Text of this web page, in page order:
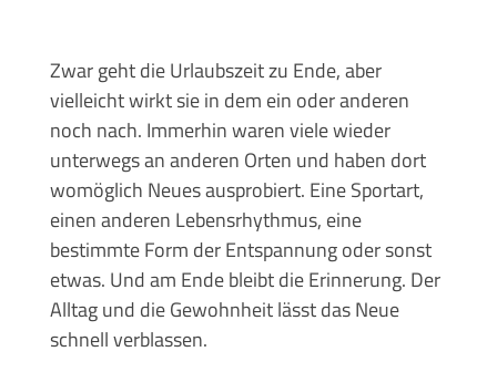
Zwar geht die Urlaubszeit zu Ende, aber
vielleicht wirkt sie in dem ein oder anderen
noch nach. Immerhin waren viele wieder
unterwegs an anderen Orten und haben dort
womöglich Neues ausprobiert. Eine Sportart,
einen anderen Lebensrhythmus, eine
bestimmte Form der Entspannung oder sonst
etwas. Und am Ende bleibt die Erinnerung. Der
Alltag und die Gewohnheit lässt das Neue
schnell verblassen.